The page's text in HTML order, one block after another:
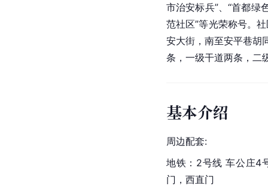
市治安标兵”、“首都绿
范社区”等光荣称号。
安大街，南至安平巷胡
条，一级干道两条，二
基本介绍
周边配套:
地铁：2号线 车公庄4
门，西直门